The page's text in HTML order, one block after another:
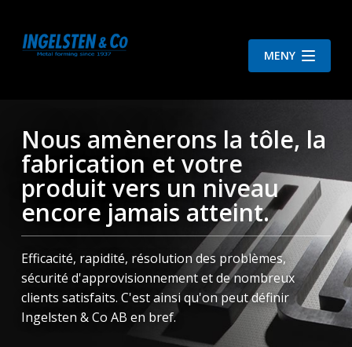
MENY
Nous amènerons la tôle, la
fabrication et votre
produit vers un niveau
encore jamais atteint.
Efficacité, rapidité, résolution des problèmes,
sécurité d'approvisionnement et de nombreux
clients satisfaits. C'est ainsi qu'on peut définir
Ingelsten & Co AB en bref.